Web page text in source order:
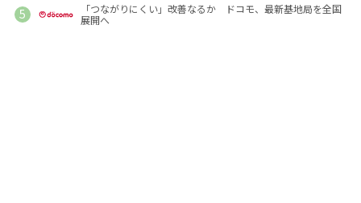
「つながりにくい」改善なるか ドコモ、最新基地局を全国
展開へ